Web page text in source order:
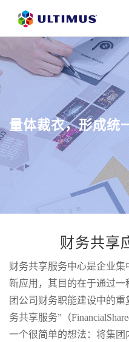
量体裁衣，形成统
财务共享
财务共享服务中心是企业
新应用，其目的在于通过
团公司财务职能建设中的
务共享服务”（
一个很简单的想法：将集